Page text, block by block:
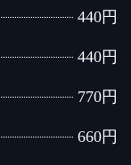
440円
440円
770円
660円